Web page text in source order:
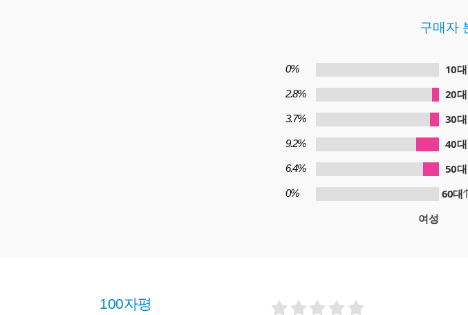
구매자
0% 10대
2.8% 20대
3.7% 30대
9.2% 40대
6.4% 50대
0% 60대
여성
100자평